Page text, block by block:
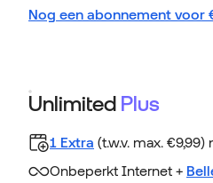
Nog een abonnement voor
Unlimited Plus
1 Extra (t.w.v. max. €9,99)
Onbeperkt Internet +